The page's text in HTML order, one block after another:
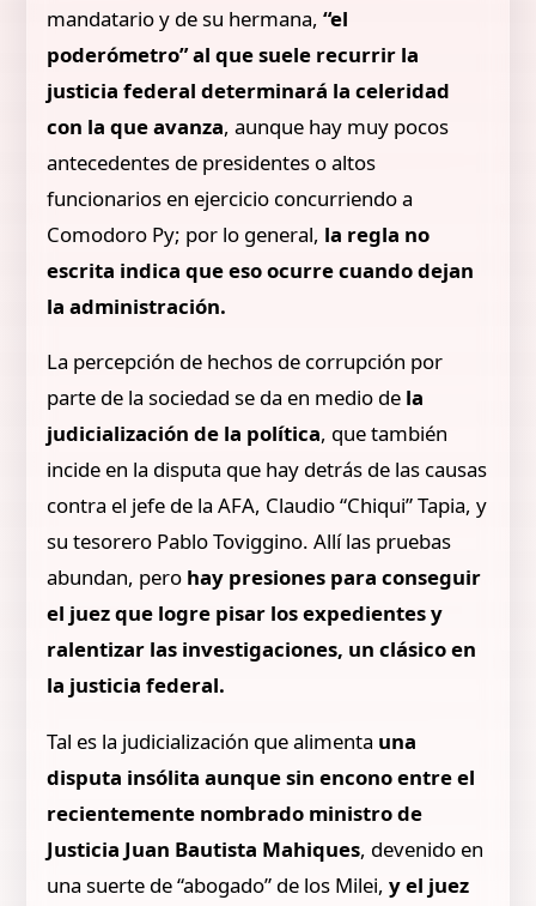
mandatario y de su hermana,“el
poderómetro” al que suele recurrir la
justicia federal determinará la celeridad
con la que avanza, aunque hay muy pocos
antecedentes de presidentes o altos
funcionarios en ejercicio concurriendo a
Comodoro Py; por lo general, la regla no
escrita indica que eso ocurre cuando dejan
la administración.
La percepción de hechos de corrupción por
parte de la sociedad se da en medio de la
judicialización de la política, que también
incide en la disputa que hay detrás de las causas
contra el jefe de la AFA, Claudio “Chiqui” Tapia, y
su tesorero Pablo Toviggino. Allí las pruebas
abundan, pero hay presiones para conseguir
el juez que logre pisar los expedientes y
ralentizar las investigaciones, un clásico en
la justicia federal.
Tal es la judicialización que alimenta una
disputa insólita aunque sin encono entre el
recientemente nombrado ministro de
Justicia Juan Bautista Mahiques, devenido en
una suerte de “abogado” de los Milei,y el juez